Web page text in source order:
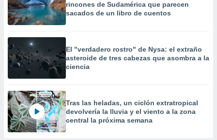
rincones de Sudamérica que parecen
sacados de un libro de cuentos
El "verdadero rostro" de Nysa: el extraño
asteroide de tres cabezas que asombra a la
ciencia
Tras las heladas, un ciclón extratropical
devolvería la lluvia y el viento a la zona
central la próxima semana